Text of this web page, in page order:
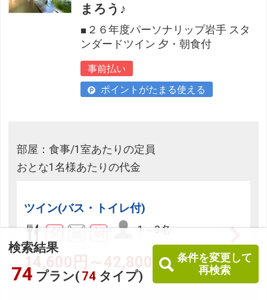
検索結果
74 プラン( 74 タイプ)
条件を変更して
再検索
まろう♪
■２６年度パーソナリップ岩手 スタ
ンダードツイン 夕・朝食付
事前払い
ポイントがたまる使える
部屋：食事/1室あたりの定員
おとな1名様あたりの代金
ツイン(バス・トイレ付)
1～3名
14,600円～42,800円